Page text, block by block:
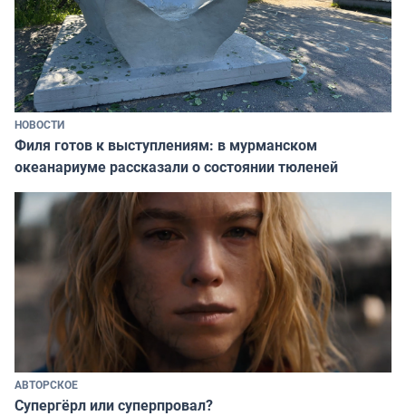
НОВОСТИ
Филя готов к выступлениям: в мурманском
океанариуме рассказали о состоянии тюленей
АВТОРСКОЕ
Супергёрл или суперпровал?